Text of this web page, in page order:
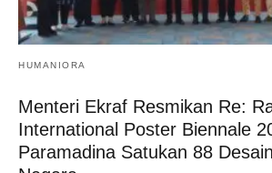
HUMANIORA
Menteri Ekraf Resmikan Re:
International Poster Biennale
Paramadina Satukan 88